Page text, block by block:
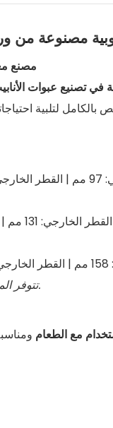
مصنوعة من
مصنع
تصنيع عبوات
مم
تتوفر المقاسات المخصصة عند الطلب.
مع الطعام